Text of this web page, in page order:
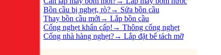
Bồn cầu bị nghẹt, rò?→ Sửa bồn cầu
Thay bồn cầu mới → Lắp bồn cầu
Cống nghẹt khẩn cấp! → Thông cống nghẹt
Cống nhà hàng nghẹt?→ Lắp đặt bể tách mỡ